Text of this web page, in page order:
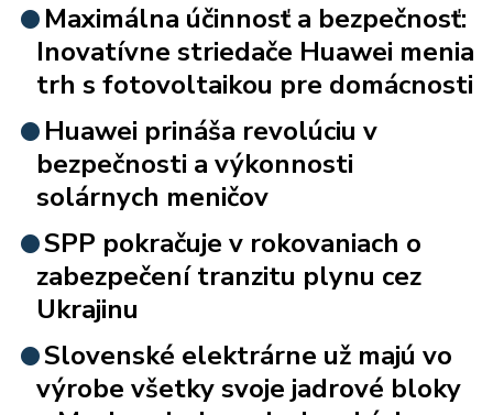
Maximálna účinnosť a bezpečnosť:
Inovatívne striedače Huawei menia
trh s fotovoltaikou pre domácnosti
Huawei prináša revolúciu v
bezpečnosti a výkonnosti
solárnych meničov
SPP pokračuje v rokovaniach o
zabezpečení tranzitu plynu cez
Ukrajinu
Slovenské elektrárne už majú vo
výrobe všetky svoje jadrové bloky